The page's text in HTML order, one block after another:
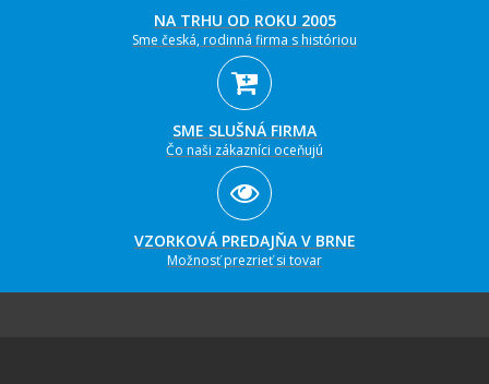
NA TRHU OD ROKU 2005
Sme česká, rodinná firma s históriou
SME SLUŠNÁ FIRMA
Čo naši zákazníci oceňujú
VZORKOVÁ PREDAJŇA V BRNE
Možnosť prezrieť si tovar